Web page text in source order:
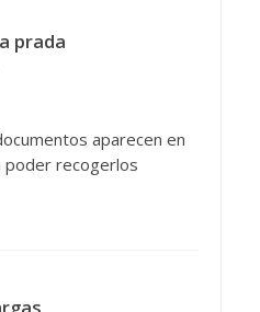
prada
aparecen en
poder recogerlos